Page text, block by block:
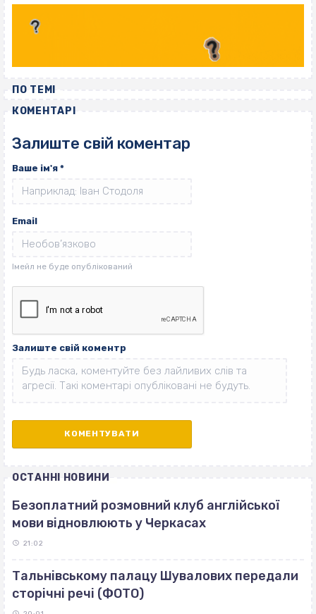
ПО ТЕМІ
КОМЕНТАРІ
Залиште свій коментар
Ваше ім'я *
Email
Залиште свій коментр
ОСТАННІ НОВИНИ
Безоплатний розмовний клуб англійської
мови відновлюють у Черкасах
21:02
Тальнівському палацу Шувалових передали
сторічні речі (ФОТО)